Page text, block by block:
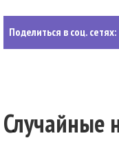
Поделиться в соц. сетях:
Случайные